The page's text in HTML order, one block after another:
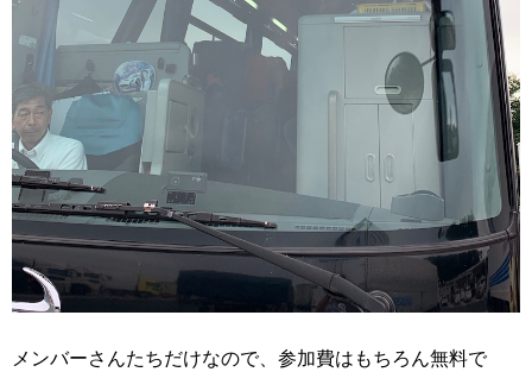
メンバーさんたちだけなので、参加費はもちろん無料で